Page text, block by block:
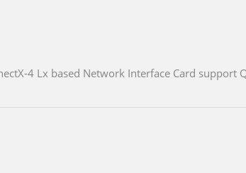
4 Lx based Network Interface Card support